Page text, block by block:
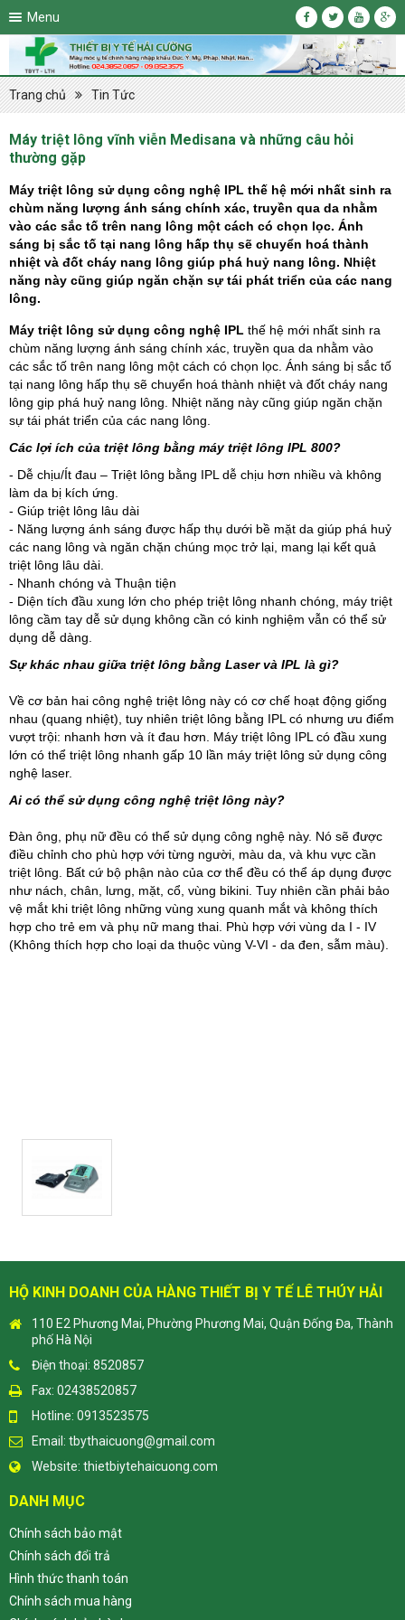
Menu
Trang chủ Tin Tức
Máy triệt lông vĩnh viễn Medisana và những câu hỏi
thường gặp
Máy triệt lông sử dụng công nghệ IPL thế hệ mới nhất sinh ra
chùm năng lượng ánh sáng chính xác, truyền qua da nhằm
vào các sắc tố trên nang lông một cách có chọn lọc. Ánh
sáng bị sắc tố tại nang lông hấp thụ sẽ chuyển hoá thành
nhiệt và đốt cháy nang lông giúp phá huỷ nang lông. Nhiệt
năng này cũng giúp ngăn chặn sự tái phát triển của các nang
lông.
Máy triệt lông sử dụng công nghệ IPL thế hệ mới nhất sinh ra
chùm năng lượng ánh sáng chính xác, truyền qua da nhằm vào
các sắc tố trên nang lông một cách có chọn lọc. Ánh sáng bị sắc tố
tại nang lông hấp thụ sẽ chuyển hoá thành nhiệt và đốt cháy nang
lông gip phá huỷ nang lông. Nhiệt năng này cũng giúp ngăn chặn
sự tái phát triển của các nang lông.
Các lợi ích của triệt lông bằng máy triệt lông IPL 800?
- Dễ chịu/Ít đau – Triệt lông bằng IPL dễ chịu hơn nhiều và không
làm da bị kích ứng.
- Giúp triệt lông lâu dài
- Năng lượng ánh sáng được hấp thụ dưới bề mặt da giúp phá huỷ
các nang lông và ngăn chặn chúng mọc trở lại, mang lại kết quả
triệt lông lâu dài.
- Nhanh chóng và Thuận tiện
- Diện tích đầu xung lớn cho phép triệt lông nhanh chóng, máy triệt
lông cầm tay dễ sử dụng không cần có kinh nghiệm vẫn có thể sử
dụng dễ dàng.
Sự khác nhau giữa triệt lông bằng Laser và IPL là gì?
Về cơ bản hai công nghệ triệt lông này có cơ chế hoạt động giống
nhau (quang nhiệt), tuy nhiên triệt lông bằng IPL có nhưng ưu điểm
vượt trội: nhanh hơn và ít đau hơn. Máy triệt lông IPL có đầu xung
lớn có thể triệt lông nhanh gấp 10 lần máy triệt lông sử dụng công
nghệ laser.
Ai có thể sử dụng công nghệ triệt lông này?
Đàn ông, phụ nữ đều có thể sử dụng công nghệ này. Nó sẽ được
điều chỉnh cho phù hợp với từng người, màu da, và khu vực cần
triệt lông. Bất cứ bộ phận nào của cơ thể đều có thể áp dụng được
như nách, chân, lưng, mặt, cổ, vùng bikini. Tuy nhiên cần phải bảo
vệ mắt khi triệt lông những vùng xung quanh mắt và không thích
hợp cho trẻ em và phụ nữ mang thai. Phù hợp với vùng da I - IV
(Không thích hợp cho loại da thuộc vùng V-VI - da đen, sẫm màu).
HỘ KINH DOANH CỦA HÀNG THIẾT BỊ Y TẾ LÊ THÚY HẢI
110 E2 Phương Mai, Phường Phương Mai, Quận Đống Đa, Thành
phố Hà Nội
Điện thoại: 8520857
Fax: 02438520857
Hotline: 0913523575
Email: tbythaicuong@gmail.com
Website: thietbiytehaicuong.com
DANH MỤC
Chính sách bảo mật
Chính sách đổi trả
Hình thức thanh toán
Chính sách mua hàng